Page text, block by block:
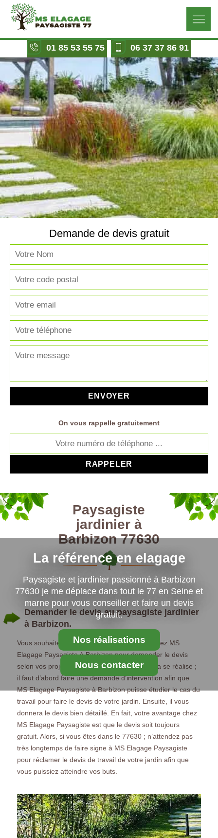
01 85 53 55 75 06 37 37 86 91
La référence en elagage
Paysagiste et jardinier passionné à Barbizon
77630 je me déplace dans tout le 77 en Seine et
marne pour vous conseiller et faire un devis
gratuit.
Nos réalisations
Nous contacter
Demande de devis gratuit
On vous rappelle gratuitement
Paysagiste
jardinier à
Barbizon 77630
Demander le devis au paysagiste jardinier
à Barbizon.
Vous souhaitez valoriser votre jardin ? Contactez MS
Elagage Paysagiste à Barbizon pour demander le devis
selon vos projets. Effectivement, pour que cela se réalise ;
il faut d’abord faire une demande d’intervention afin que
MS Elagage Paysagiste à Barbizon puisse étudier le cas du
travail pour faire le devis de votre jardin. Ensuite, il vous
donnera le devis bien détaillé. En fait, votre avantage chez
MS Elagage Paysagiste est que le devis soit toujours
gratuit. Alors, si vous êtes dans le 77630 ; n’attendez pas
très longtemps de faire signe à MS Elagage Paysagiste
pour réclamer le devis de travail de votre jardin afin que
vous puissiez atteindre vos buts.